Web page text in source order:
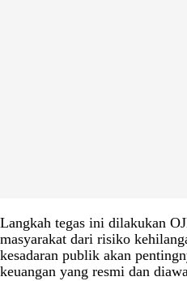
Langkah tegas ini dilakukan
masyarakat dari risiko
kesadaran publik akan
keuangan yang resmi dan